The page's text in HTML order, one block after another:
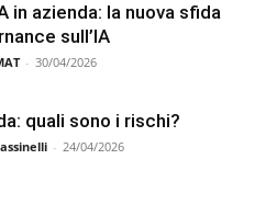
in azienda: la nuova sfida
sull’IA
- 30/04/2026
quali sono i rischi?
- 24/04/2026